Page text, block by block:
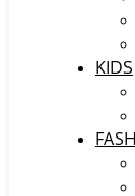
KIDS